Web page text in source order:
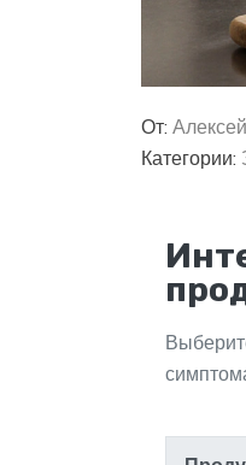
От:
Категории: